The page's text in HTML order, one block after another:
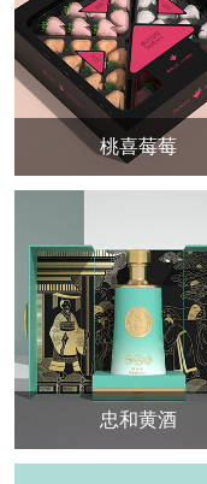
桃喜莓莓
忠和黄酒